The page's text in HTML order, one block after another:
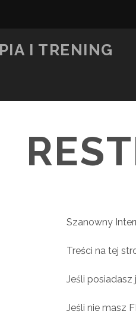
I TRENING
Szanowny
Treści na tej
Jeśli posiadasz
Jeśli nie masz